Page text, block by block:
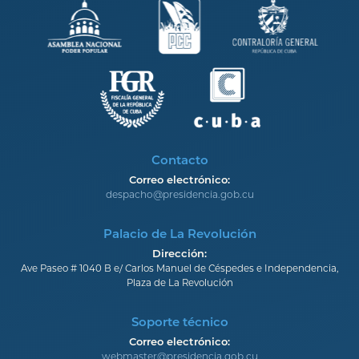
Contacto
Correo electrónico:
despacho@presidencia.gob.cu
Palacio de La Revolución
Dirección:
Ave Paseo # 1040 B e/ Carlos Manuel de Céspedes e Independencia,
Plaza de La Revolución
Soporte técnico
Correo electrónico:
webmaster@presidencia.gob.cu